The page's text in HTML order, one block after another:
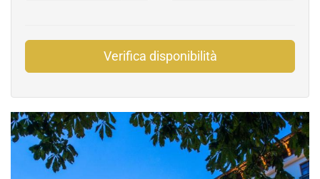
Verifica disponibilità